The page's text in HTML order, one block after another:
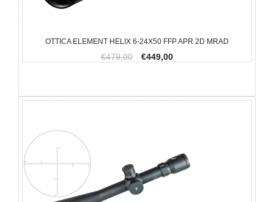
OTTICA ELEMENT HELIX 6-24X50 FFP APR 2D MRAD
€479,00 €449,00